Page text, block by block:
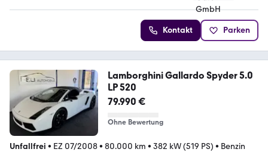
Kontakt Parken
Lamborghini Gallardo Spyder 5.0
LP 520
79.990 €
Ohne Bewertung
Unfallfrei • EZ 07/2008• 80.000 km • 382 kW (519 PS) • Benzin